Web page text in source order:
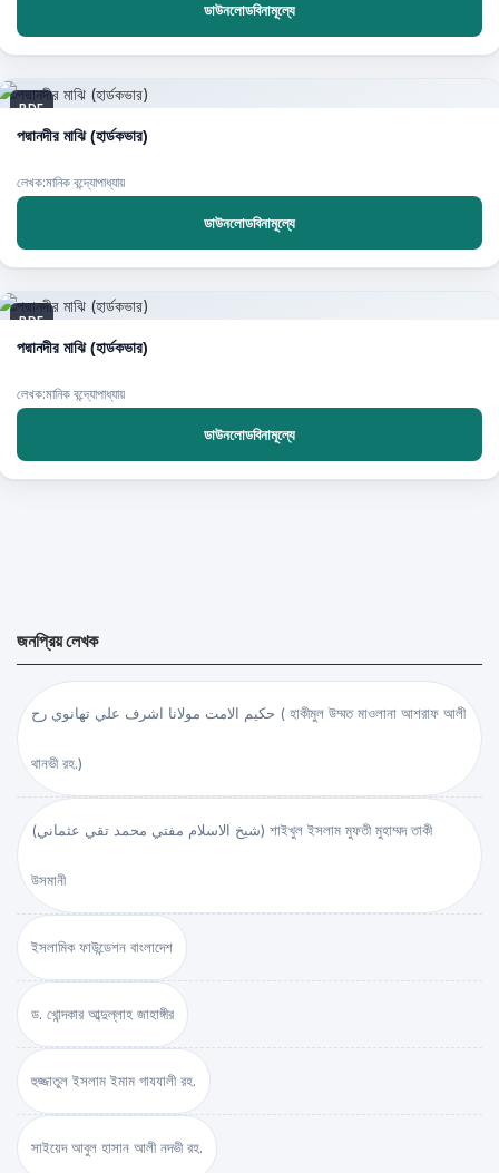
ডাউনলোডবিনামূল্যে
PDF
পদ্মানদীর মাঝি (হার্ডকভার)
লেখক:মানিক বন্দ্যোপাধ্যায়
ডাউনলোডবিনামূল্যে
PDF
পদ্মানদীর মাঝি (হার্ডকভার)
লেখক:মানিক বন্দ্যোপাধ্যায়
ডাউনলোডবিনামূল্যে
জনপ্রিয় লেখক
حكيم الامت مولانا اشرف علي تهانوي رح ( হাকীমুল উম্মত মাওলানা আশরাফ আলী
থানভী রহ.)
(شيخ الاسلام مفتي محمد تقي عثماني) শাইখুল ইসলাম মুফতী মুহাম্মদ তাকী
উসমানী
ইসলামিক ফাউন্ডেশন বাংলাদেশ
ড. খোন্দকার আব্দুল্লাহ জাহাঙ্গীর
হুজ্জাতুল ইসলাম ইমাম গাযযালী রহ.
সাইয়েদ আবুল হাসান আলী নদভী রহ.